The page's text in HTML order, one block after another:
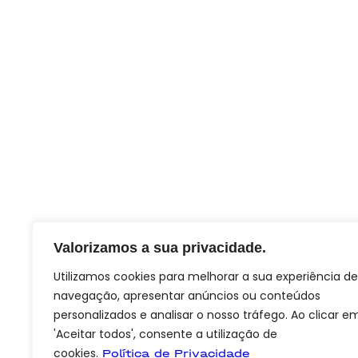
Valorizamos a sua privacidade.
Utilizamos cookies para melhorar a sua experiência de
navegação, apresentar anúncios ou conteúdos
personalizados e analisar o nosso tráfego. Ao clicar
'Aceitar todos', consente a utilização de
cookies. Política de Privacidade